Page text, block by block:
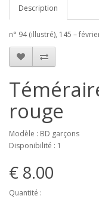
Description
n° 94 (illustré), 145 –
rouge
Modèle : BD garçons
Disponibilité : 1
€ 8.00
Quantité :